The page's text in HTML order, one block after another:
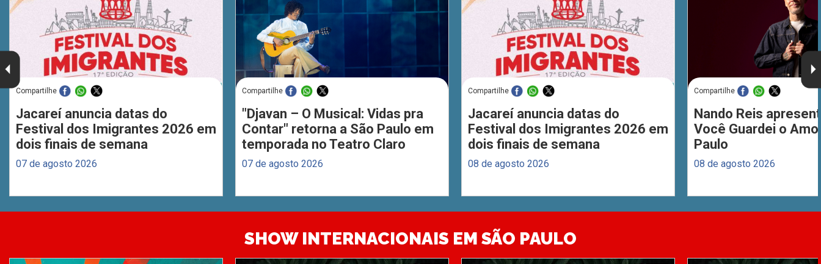
Compartilhe
Jacareí anuncia datas do
Festival dos Imigrantes 2026 em
dois finais de semana
07 de agosto 2026
Compartilhe
"Djavan – O Musical: Vidas pra
Contar" retorna a São Paulo em
temporada no Teatro Claro
07 de agosto 2026
Compartilhe
Jacareí anuncia datas do
Festival dos Imigrantes 2026 em
dois finais de semana
08 de agosto 2026
Compartilhe
Nando Reis
Você Guardei o
Paulo
08 de agosto 2026
SHOW INTERNACIONAIS EM SÃO PAULO